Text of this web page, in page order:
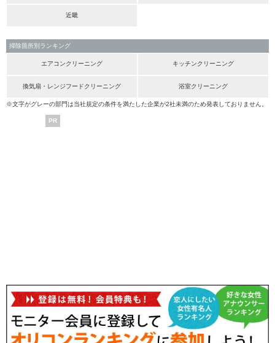
近畿
掃除箇所別ランキング
エアコンクリーニング キッチンクリーニング
換気扇・レンジフードクリーニング 浴室クリーニング
※文字がグレーの部門は当社規定の条件を満たした企業が2社未満のため発表しておりません。
PR